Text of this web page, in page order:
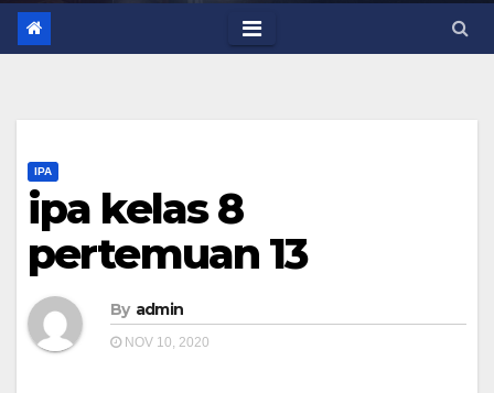
IPA
ipa kelas 8
pertemuan 13
By admin
NOV 10, 2020